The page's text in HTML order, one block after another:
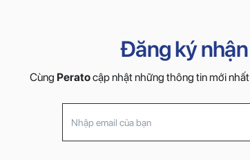
Đăng ký
Cùng Peratocập nhật những thông tin mới